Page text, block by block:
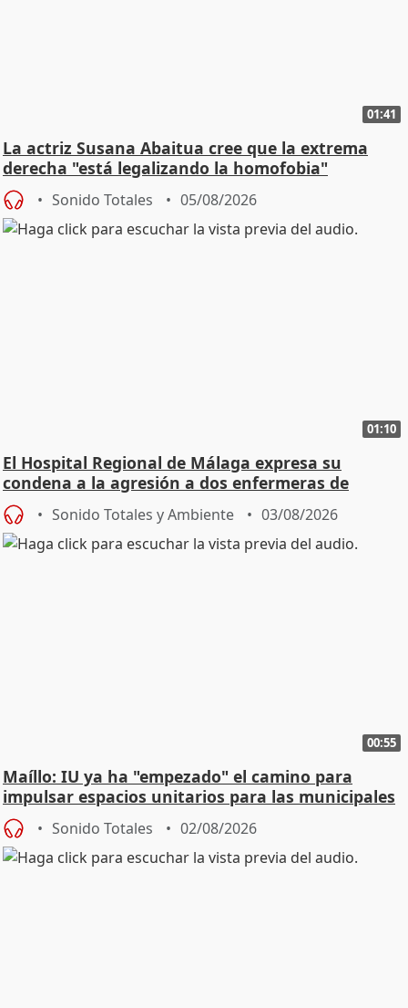
01:41
La actriz Susana Abaitua cree que la extrema
derecha "está legalizando la homofobia"
Sonido Totales 05/08/2026
01:10
El Hospital Regional de Málaga expresa su
condena a la agresión a dos enfermeras de
Urgencias
Sonido Totales y Ambiente 03/08/2026
00:55
Maíllo: IU ya ha "empezado" el camino para
impulsar espacios unitarios para las municipales
Sonido Totales 02/08/2026